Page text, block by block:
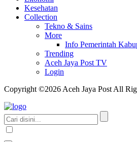
Kesehatan
Collection
Tekno & Sains
More
Info Pemerintah
Trending
Aceh Jaya Post TV
Login
Copyright ©2026 Aceh Jaya Post All